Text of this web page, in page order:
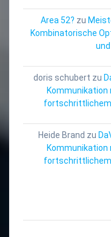
Area 52? zu
Kombinatorische
doris schubert zu
fortschrittlichem
Heide Brand zu
fortschrittlichem